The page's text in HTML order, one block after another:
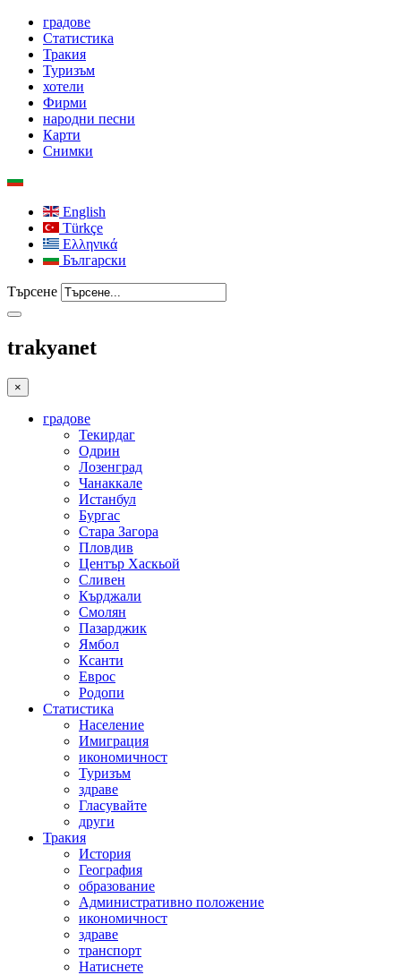
градове
Статистика
Тракия
Туризъм
хотели
Фирми
народни песни
Карти
Снимки
English
Türkçe
Ελληνικά
Български
Търсене
trakyanet
×
градове
Текирдаг
Одрин
Лозенград
Чанаккале
Истанбул
Бургас
Стара Загора
Пловдив
Център Хаскьой
Сливен
Кърджали
Смолян
Пазарджик
Ямбол
Ксанти
Еврос
Родопи
Статистика
Население
Имиграция
икономичност
Туризъм
здраве
Гласувайте
други
Тракия
История
География
образование
Административно положение
икономичност
здраве
транспорт
Натиснете